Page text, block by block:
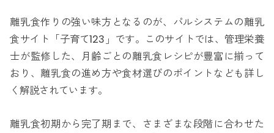
離乳食作りの強い味方となるのが、パルシステムの離乳
食サイト「子育て123」です。このサイトでは、管理栄養
士が監修した、月齢ごとの離乳食レシピが豊富に揃って
おり、離乳食の進め方や食材選びのポイントなども詳し
く解説されています。
離乳食初期から完了期まで、さまざまな段階に合わせた